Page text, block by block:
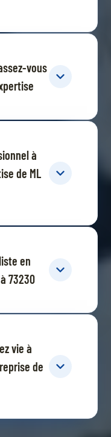
vous
à
de ML
en
73230
vie à
de